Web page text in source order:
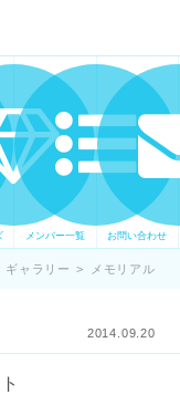
手づくり
スキル・セ
集まって
メンバー一覧 お問い合わせ
ギャラリー > メモリアル
2014.09.20